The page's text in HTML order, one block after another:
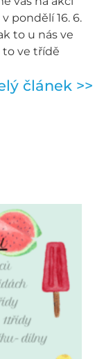
pondělí 16. 6.
to u nás ve
to ve třídě
článek >>